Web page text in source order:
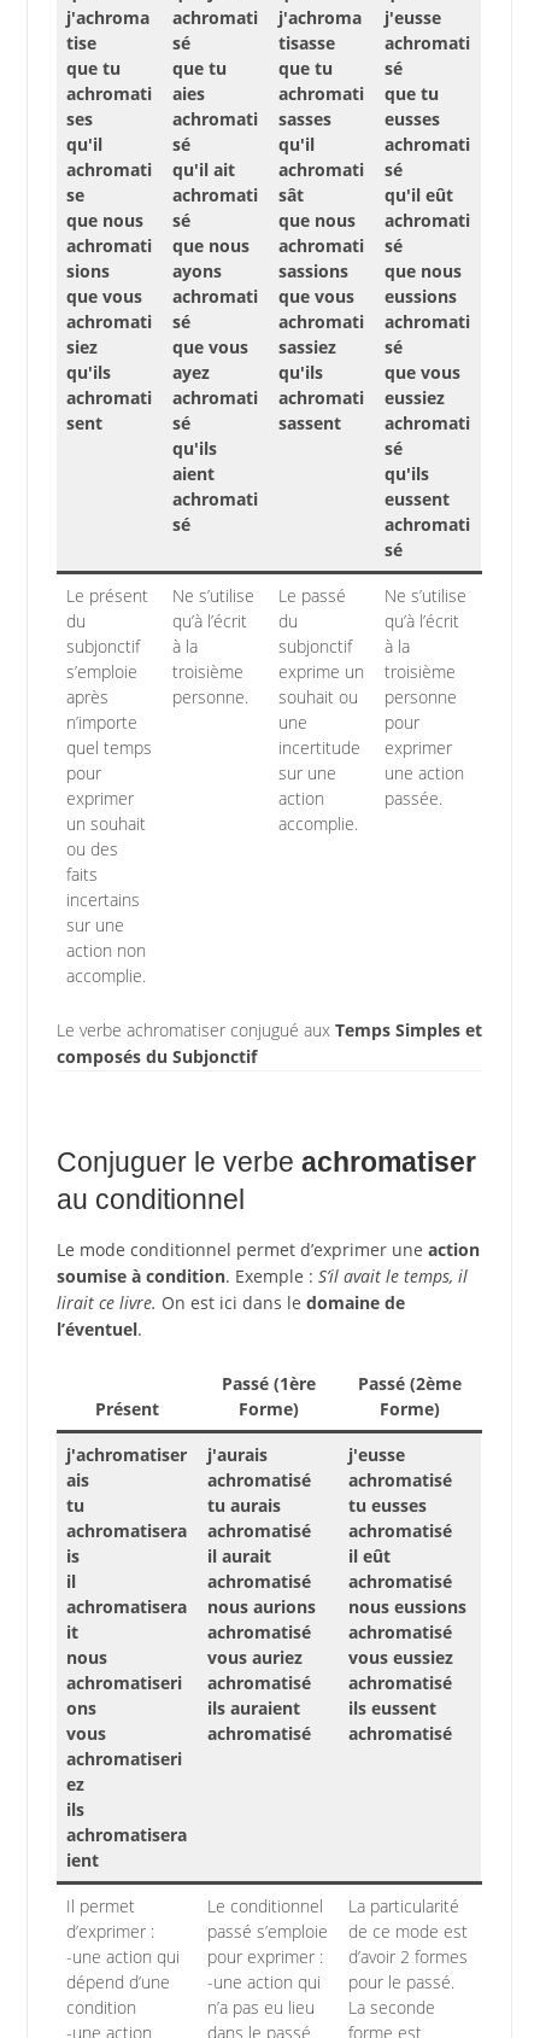
j'achroma
tise
que tu
achromati
ses
qu'il
achromati
se
que nous
achromati
sions
que vous
achromati
siez
qu'ils
achromati
sent
achromati
sé
que tu
aies
achromati
sé
qu'il ait
achromati
sé
que nous
ayons
achromati
sé
que vous
ayez
achromati
sé
qu'ils
aient
achromati
sé
j'achroma
tisasse
que tu
achromati
sasses
qu'il
achromati
sât
que nous
achromati
sassions
que vous
achromati
sassiez
qu'ils
achromati
sassent
j'eusse
achromati
sé
que tu
eusses
achromati
sé
qu'il eût
achromati
sé
que nous
eussions
achromati
sé
que vous
eussiez
achromati
sé
qu'ils
eussent
achromati
sé
Le présent
du
subjonctif
s’emploie
après
n’importe
quel temps
pour
exprimer
un souhait
ou des
faits
incertains
sur une
action non
accomplie.
Ne s’utilise
qu’à l’écrit
à la
troisième
personne.
Le passé
du
subjonctif
exprime un
souhait ou
une
incertitude
sur une
action
accomplie.
Ne s’utilise
qu’à l’écrit
à la
troisième
personne
pour
exprimer
une action
passée.
Le verbe achromatiser conjugué aux Temps Simples et
composés du Subjonctif
Conjuguer le verbe achromatiser
au conditionnel
Le mode conditionnel permet d’exprimer une action
soumise à condition. Exemple : S’il avait le temps, il
lirait ce livre. On est ici dans le domaine de
l’éventuel.
Présent
Passé (1ère
Forme)
Passé (2ème
Forme)
j'achromatiser
ais
tu
achromatisera
is
il
achromatisera
it
nous
achromatiseri
ons
vous
achromatiseri
ez
ils
achromatisera
ient
j'aurais
achromatisé
tu aurais
achromatisé
il aurait
achromatisé
nous aurions
achromatisé
vous auriez
achromatisé
ils auraient
achromatisé
j'eusse
achromatisé
tu eusses
achromatisé
il eût
achromatisé
nous eussions
achromatisé
vous eussiez
achromatisé
ils eussent
achromatisé
Il permet
d’exprimer :
-une action qui
dépend d’une
condition
-une action
Le conditionnel
passé s’emploie
pour exprimer :
-une action qui
n’a pas eu lieu
dans le passé
La particularité
de ce mode est
d’avoir 2 formes
pour le passé.
La seconde
forme est